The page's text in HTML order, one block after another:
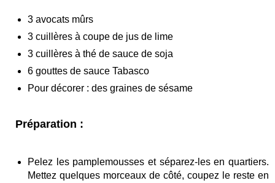
3 avocats mûrs
3 cuillères à coupe de jus de lime
3 cuillères à thé de sauce de soja
6 gouttes de sauce Tabasco
Pour décorer : des graines de sésame
Préparation :
Pelez les pamplemousses et séparez-les en quartiers.
Mettez quelques morceaux de côté, coupez le reste en